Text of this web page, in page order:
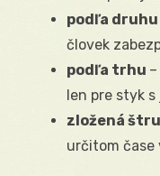
podľa
človek
podľa trhu
len pre styk
zložená
určitom